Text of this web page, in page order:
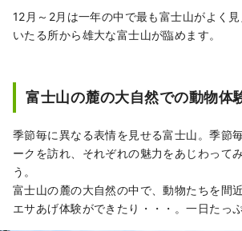
12月～2月は一年の中で最も富士山がよく
いたる所から雄大な富士山が臨めます。
富士山の麓の大自然での動物体
季節毎に異なる表情を見せる富士山。季節
ークを訪れ、それぞれの魅力をあじわって
う。
富士山の麓の大自然の中で、動物たちを間
エサあげ体験ができたり・・・。一日たっ